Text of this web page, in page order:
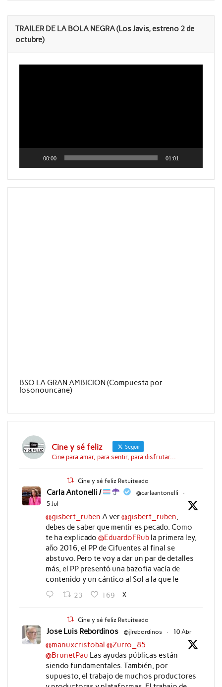
TRAILER DE LA BOLA NEGRA (Los Javis, estreno 2 de
octubre)
Reproductor
00:00 01:01
BSO LA GRAN AMBICION (Compuesta por
Iosonouncane)
Cine y sé feliz Seguir
Cine para amar, para sentir, para disfrutar...
Cine y sé feliz Retuiteado
Carla Antonelli / @carlaantonelli
·
5 Jul
@gisbert_ruben A ver@gisbert_ruben
debes de saber que mentir es pecado. Como
te ha explicado @EduardoFRubla primera ley,
año 2016, el PP de Cifuentes al final se
abstuvo. Pero te voy a dar un par de detalles
más, el PP presentó una bazofia vacía de
contenido y un cántico al Sol a la que le
23 169 X
Cine y sé feliz Retuiteado
Jose Luis Rebordinos @jlrebordinos · 10 Abr
@manuxcristobal @Zurro_85
@BrunetPau Las ayudas públicas están
siendo fundamentales. También, por
supuesto, el trabajo de muchos productores